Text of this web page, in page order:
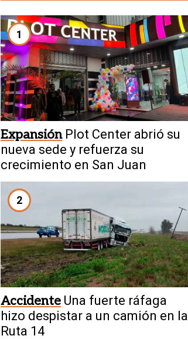
1
Expansión Plot Center abrió su
nueva sede y refuerza su
crecimiento en San Juan
2
Accidente Una fuerte ráfaga
hizo despistar a un camión en la
Ruta 14